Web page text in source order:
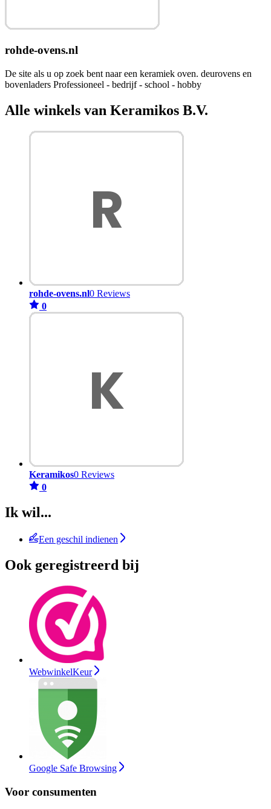
rohde-ovens.nl
De site als u op zoek bent naar een keramiek oven. deurovens en
bovenladers Professioneel - bedrijf - school - hobby
Alle winkels van Keramikos B.V.
rohde-ovens.nl0 Reviews
0
Keramikos0 Reviews
0
Ik wil...
Een geschil indienen
Ook geregistreerd bij
WebwinkelKeur
Google Safe Browsing
Voor consumenten